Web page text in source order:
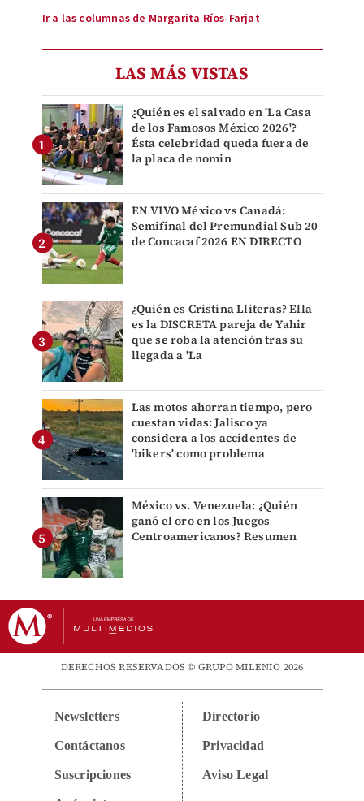
Ir a las columnas de Margarita Ríos-Farjat
LAS MÁS VISTAS
¿Quién es el salvado en 'La Casa
de los Famosos México 2026'?
Ésta celebridad queda fuera de
la placa de nomin
EN VIVO México vs Canadá:
Semifinal del Premundial Sub 20
de Concacaf 2026 EN DIRECTO
¿Quién es Cristina Lliteras? Ella
es la DISCRETA pareja de Yahir
que se roba la atención tras su
llegada a 'La
Las motos ahorran tiempo, pero
cuestan vidas: Jalisco ya
considera a los accidentes de
'bikers' como problema
México vs. Venezuela: ¿Quién
ganó el oro en los Juegos
Centroamericanos? Resumen
DERECHOS RESERVADOS © GRUPO MILENIO 2026
Newsletters
Contáctanos
Suscripciones
Directorio
Privacidad
Aviso Legal